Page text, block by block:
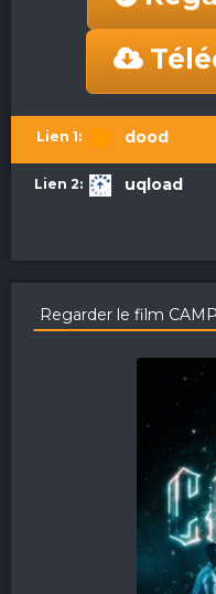
dood
uqload
Regarder le film